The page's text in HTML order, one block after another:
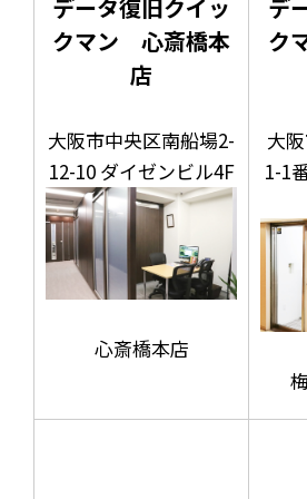
データ復旧クイッ
クマン 心斎橋本
店
大阪市中央区南船場2-
12-10 ダイゼンビル4F
心斎橋本店
デ
ク
大
1-1